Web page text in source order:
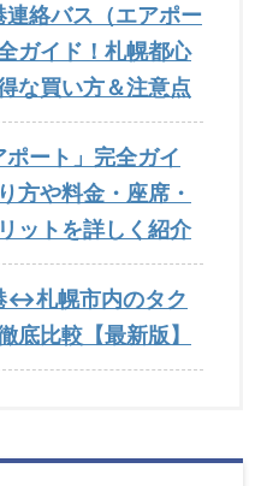
絡バス（エアポー
ガイド！札幌都心
な買い方＆注意点
ート」完全ガイ
方や料金・座席・
ットを詳しく紹介
札幌市内のタク
底比較【最新版】